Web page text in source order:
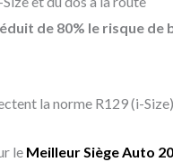
de 80% le risque de
la norme R129 (i-
le Meilleur Siège Auto